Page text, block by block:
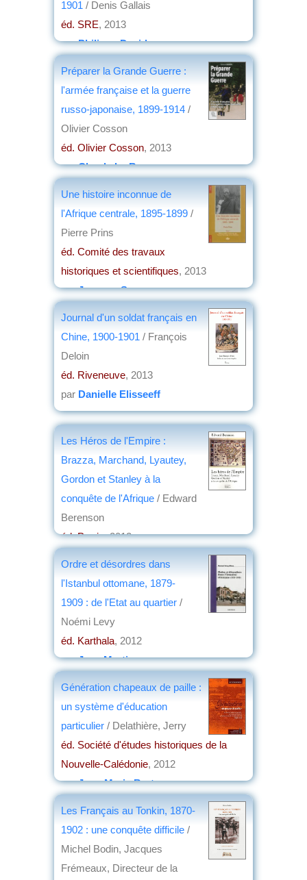
1901 / Denis Gallais
éd. SRE, 2013
parPhilippe David
Préparer la Grande Guerre :
l'armée française et la guerre
russo-japonaise, 1899-1914 /
Olivier Cosson
éd. Olivier Cosson, 2013
parClaude Le Borgne
Une histoire inconnue de
l'Afrique centrale, 1895-1899 /
Pierre Prins
éd. Comité des travaux
historiques et scientifiques, 2013
parJacques Serre
Journal d'un soldat français en
Chine, 1900-1901 / François
Deloin
éd. Riveneuve, 2013
par Danielle Elisseeff
Les Héros de l'Empire :
Brazza, Marchand, Lyautey,
Gordon et Stanley à la
conquête de l'Afrique / Edward
Berenson
éd. Perrin, 2012
Ordre et désordres dans
l'Istanbul ottomane, 1879-
1909 : de l'Etat au quartier /
Noémi Levy
éd. Karthala, 2012
parJean Martin
Génération chapeaux de paille :
un système d'éducation
particulier / Delathière, Jerry
éd. Société d'études historiques de la
Nouvelle-Calédonie, 2012
parJean-Marie Breton
Les Français au Tonkin, 1870-
1902 : une conquête difficile /
Michel Bodin, Jacques
Frémeaux, Directeur de la